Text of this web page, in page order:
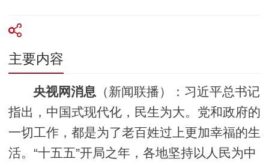
主要内容
央视网消息 （新闻联播）：习近平总书记
指出，中国式现代化，民生为大。党和政府的
一切工作，都是为了老百姓过上更加幸福的生
活。“十五五”开局之年，各地坚持以人民为中